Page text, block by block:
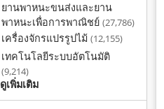
ยานพาหนะขนส่งและยาน
พาหนะเพื่อการพาณิชย์ (27,786)
เครื่องจักรแปรรูปไม้ (12,155)
เทคโนโลยีระบบอัตโนมัติ
(9,214)
ดูเพิ่มเติม